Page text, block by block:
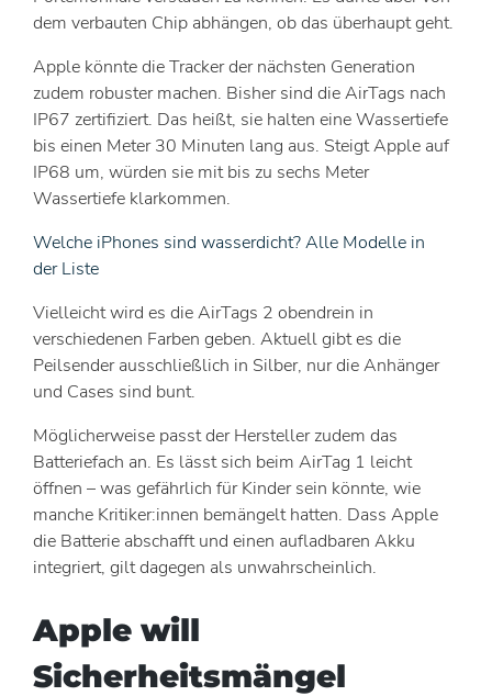
dem verbauten Chip abhängen, ob das überhaupt geht.
Apple könnte die Tracker der nächsten Generation
zudem robuster machen. Bisher sind die AirTags nach
IP67 zertifiziert. Das heißt, sie halten eine Wassertiefe
bis einen Meter 30 Minuten lang aus. Steigt Apple auf
IP68 um, würden sie mit bis zu sechs Meter
Wassertiefe klarkommen.
Welche iPhones sind wasserdicht? Alle Modelle in
der Liste
Vielleicht wird es die AirTags 2 obendrein in
verschiedenen Farben geben. Aktuell gibt es die
Peilsender ausschließlich in Silber, nur die Anhänger
und Cases sind bunt.
Möglicherweise passt der Hersteller zudem das
Batteriefach an. Es lässt sich beim AirTag 1 leicht
öffnen – was gefährlich für Kinder sein könnte, wie
manche Kritiker:innen bemängelt hatten. Dass Apple
die Batterie abschafft und einen aufladbaren Akku
integriert, gilt dagegen als unwahrscheinlich.
Apple will
Sicherheitsmängel